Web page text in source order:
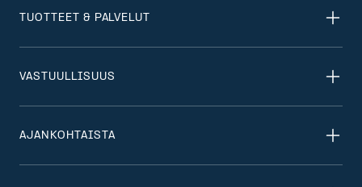
TUOTTEET & PALVELUT
VASTUULLISUUS
AJANKOHTAISTA